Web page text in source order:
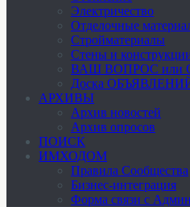
Электричество
Отделочные
Стройматериалы
Стены и
ВАШ ВОПРОС или
Доска
АРХИВЫ
Архив новостей
Архив опросов
ПОИСК
ИМХОДОМ
Правила Сообщества
Бизнес-интеграция
Форма связи с